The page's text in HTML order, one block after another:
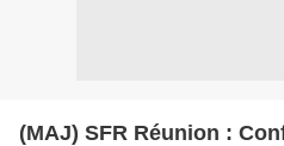
(MAJ) SFR Réunion :